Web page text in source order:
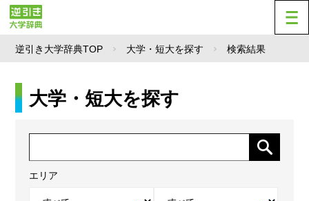
逆引き大学辞典TOP 大学・短大を探す 検索結果
大学・短大を探す
エリア